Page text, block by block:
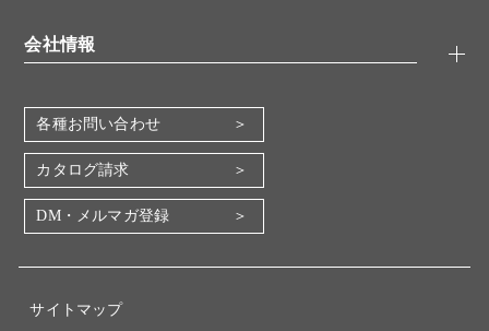
機器・消耗品
会社情報
会社概要
地図・アクセス（本社）
IR情報
電子公告
各種お問い合わせ
カタログ請求
DM・メルマガ登録
サイトマップ